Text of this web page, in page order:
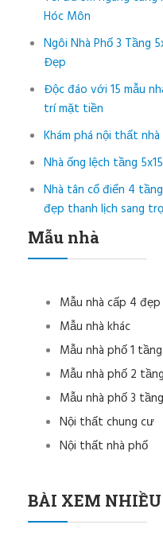
Hóc Môn
Ngôi Nhà Phố 3 Tầng
Đẹp
Độc đáo với 15 mẫu
trí mặt tiền
Khám phá nội thất
Nhà ống lệch tầng
Nhà tân cổ điển 4
đẹp thanh lịch sang
Mẫu nhà
Mẫu nhà cấp 4 đẹp
Mẫu nhà khác
Mẫu nhà phố 1 tầng
Mẫu nhà phố 2 tầng
Mẫu nhà phố 3 tầng
Nội thất chung cư
Nội thất nhà phố
BÀI XEM